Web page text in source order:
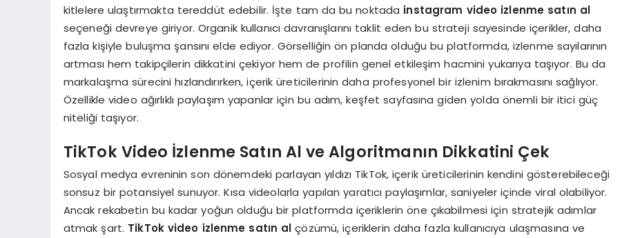
kitlelere ulaştırmakta tereddüt edebilir. İşte tam da bu noktada instagram video izlenme satın al
seçeneği devreye giriyor. Organik kullanıcı davranışlarını taklit eden bu strateji sayesinde içerikler, daha
fazla kişiyle buluşma şansını elde ediyor. Görselliğin ön planda olduğu bu platformda, izlenme sayılarının
artması hem takipçilerin dikkatini çekiyor hem de profilin genel etkileşim hacmini yukarıya taşıyor. Bu da
markalaşma sürecini hızlandırırken, içerik üreticilerinin daha profesyonel bir izlenim bırakmasını sağlıyor.
Özellikle video ağırlıklı paylaşım yapanlar için bu adım, keşfet sayfasına giden yolda önemli bir itici güç
niteliği taşıyor.
TikTok Video İzlenme Satın Al ve Algoritmanın Dikkatini Çek
Sosyal medya evreninin son dönemdeki parlayan yıldızı TikTok, içerik üreticilerinin kendini gösterebileceği
sonsuz bir potansiyel sunuyor. Kısa videolarla yapılan yaratıcı paylaşımlar, saniyeler içinde viral olabiliyor.
Ancak rekabetin bu kadar yoğun olduğu bir platformda içeriklerin öne çıkabilmesi için stratejik adımlar
atmak şart. TikTok video izlenme satın al çözümü, içeriklerin daha fazla kullanıcıya ulaşmasına ve